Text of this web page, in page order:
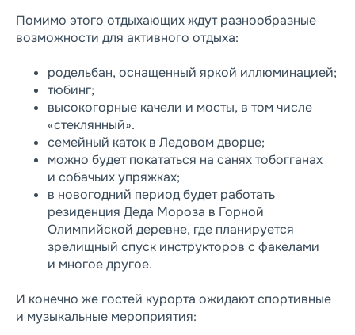
Помимо этого отдыхающих ждут разнообразные
возможности для активного отдыха:
родельбан, оснащенный яркой иллюминацией;
тюбинг;
высокогорные качели и мосты, в том числе
«стеклянный».
семейный каток в Ледовом дворце;
можно будет покататься на санях тобогганах
и собачьих упряжках;
в новогодний период будет работать
резиденция Деда Мороза в Горной
Олимпийской деревне, где планируется
зрелищный спуск инструкторов с факелами
и многое другое.
И конечно же гостей курорта ожидают спортивные
и музыкальные мероприятия: